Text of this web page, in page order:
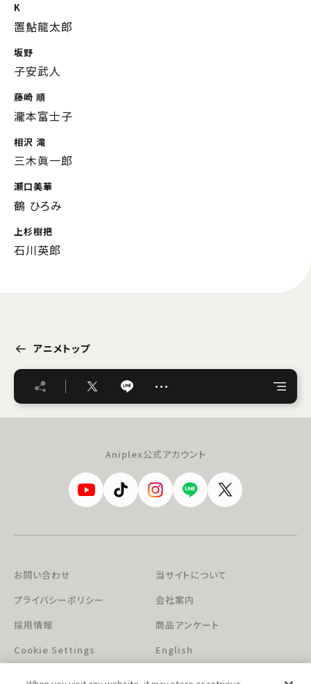
K
置鮎龍太郎
坂野
子安武人
藤崎 順
瀧本富士子
相沢 滝
三木眞一郎
瀬口美華
鶴 ひろみ
上杉樹把
石川英郎
アニメトップ
…
Aniplex公式アカウント
お問い合わせ
当サイトについて
プライバシーポリシー
会社案内
採用情報
商品アンケート
Cookie Settings
English